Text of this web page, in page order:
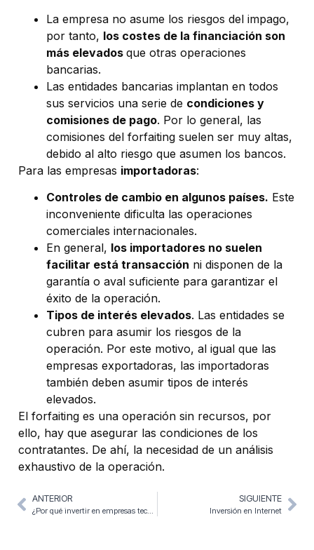
La empresa no asume los riesgos del impago,
por tanto, los costes de la financiación son
más elevados que otras operaciones
bancarias.
Las entidades bancarias implantan en todos
sus servicios una serie de condiciones y
comisiones de pago. Por lo general, las
comisiones del forfaiting suelen ser muy altas,
debido al alto riesgo que asumen los bancos.
Para las empresas importadoras:
Controles de cambio en algunos países. Este
inconveniente dificulta las operaciones
comerciales internacionales.
En general, los importadores no suelen
facilitar está transacción ni disponen de la
garantía o aval suficiente para garantizar el
éxito de la operación.
Tipos de interés elevados. Las entidades se
cubren para asumir los riesgos de la
operación. Por este motivo, al igual que las
empresas exportadoras, las importadoras
también deben asumir tipos de interés
elevados.
El forfaiting es una operación sin recursos, por
ello, hay que asegurar las condiciones de los
contratantes. De ahí, la necesidad de un análisis
exhaustivo de la operación.
ANTERIOR
¿Por qué invertir en empresas tecnológicas? Claves y recomendaciones
SIGUIENTE
Inversión en Internet